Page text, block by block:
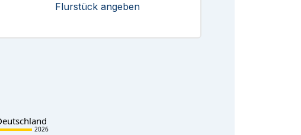
Flurstück angeben
2026